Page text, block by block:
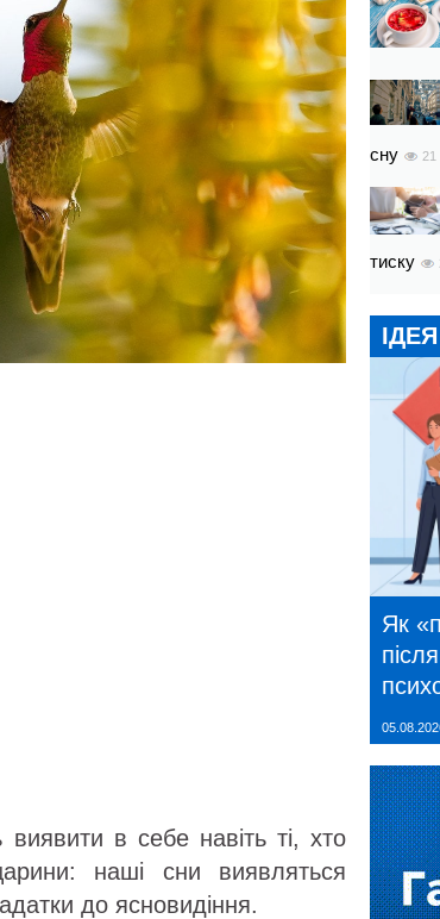
виявити в себе навіть ті, хто
наші сни виявляться
до ясновидіння.
сну
21
тиску
ІДЕЯ
Як